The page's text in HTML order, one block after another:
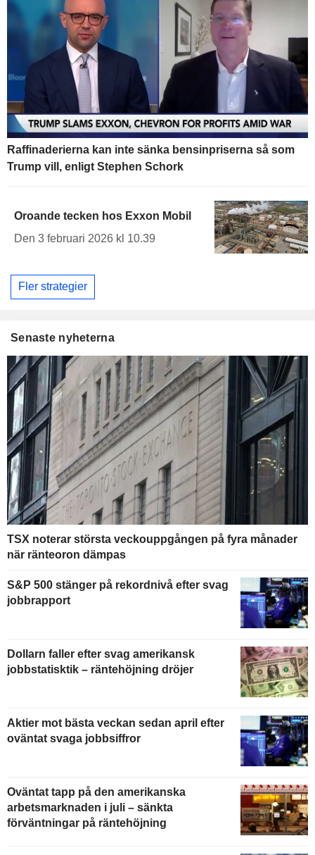
Raffinaderierna kan inte sänka bensinpriserna så som
Trump vill, enligt Stephen Schork
Oroande tecken hos Exxon Mobil
Den 3 februari 2026 kl 10.39
Fler strategier
Senaste nyheterna
TSX noterar största veckouppgången på fyra månader
när ränteoron dämpas
S&P 500 stänger på rekordnivå efter svag
jobbrapport
Dollarn faller efter svag amerikansk
jobbstatisktik – räntehöjning dröjer
Aktier mot bästa veckan sedan april efter
oväntat svaga jobbsiffror
Oväntat tapp på den amerikanska
arbetsmarknaden i juli – sänkta
förväntningar på räntehöjning